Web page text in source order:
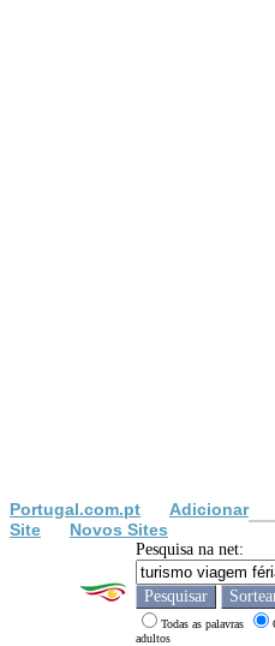
Portugal.com.pt
Adicionar
Site
Novos Sites
Pesquisa na net:
Todas as palavras
adultos